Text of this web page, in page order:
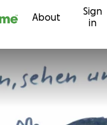
About
Sign
in